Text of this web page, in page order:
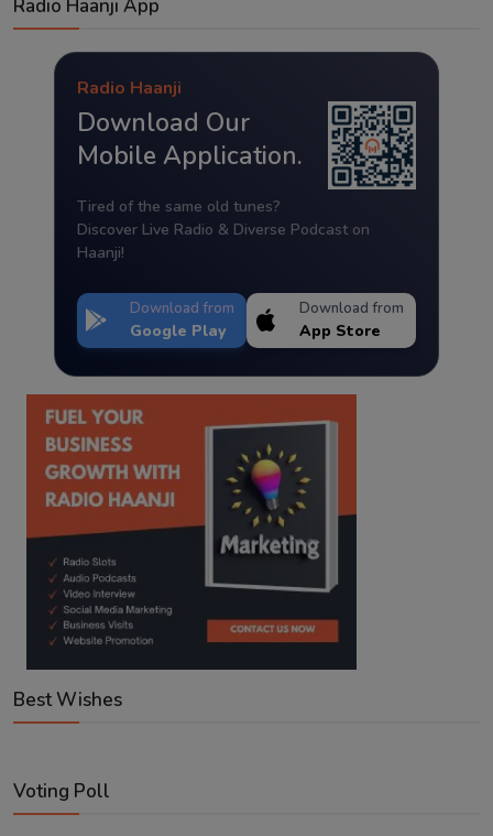
Radio Haanji App
Radio Haanji
Download Our
Mobile Application.
Tired of the same old tunes?
Discover Live Radio & Diverse Podcast on
Haanji!
Download from
Google Play
Download from
App Store
Best Wishes
Voting Poll